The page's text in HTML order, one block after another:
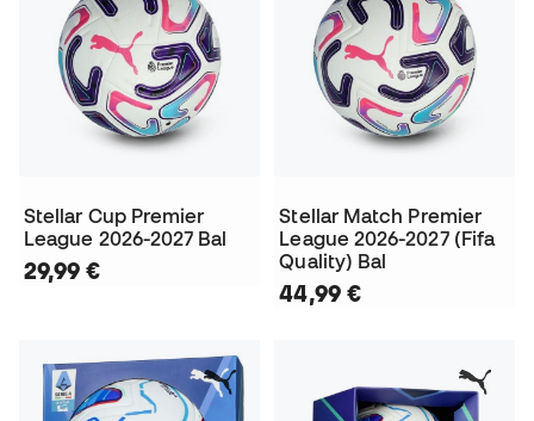
Stellar Cup Premier
League 2026-2027 Bal
29,99 €
Stellar Match Premier
League 2026-2027 (Fifa
Quality) Bal
44,99 €